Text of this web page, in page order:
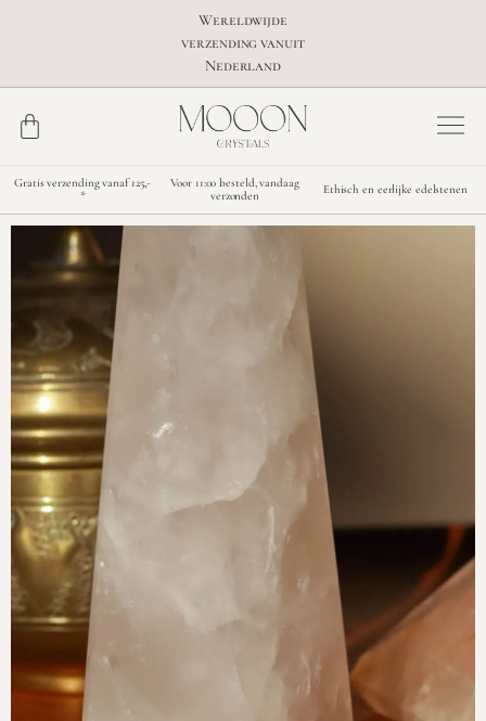
Wereldwijde
verzending vanuit
Nederland
Gratis verzending vanaf 125,-
*
Voor 11:00 besteld, vandaag
verzonden
Ethisch en eerlijke edelstenen